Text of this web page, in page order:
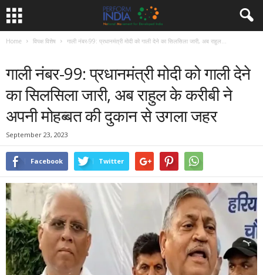
Home विपक्ष विशेष गाली नंबर-99: प्रधानमंत्री मोदी को गाली देने का सिलसिला जारी, अब राहुल...
गाली नंबर-99: प्रधानमंत्री मोदी को गाली देने
का सिलसिला जारी, अब राहुल के करीबी ने
अपनी मोहब्बत की दुकान से उगला जहर
September 23, 2023
Facebook Twitter